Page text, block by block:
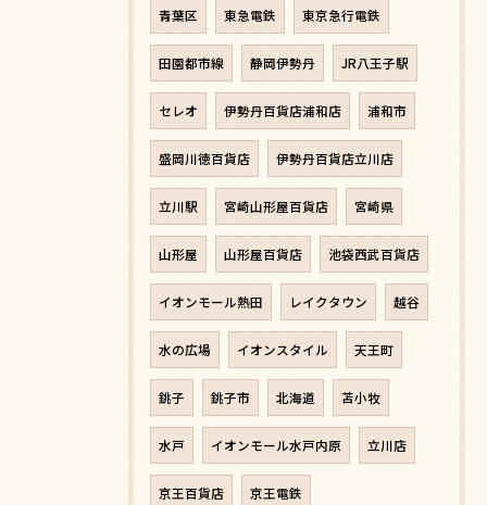
青葉区 東急電鉄 東京急行電鉄
田園都市線 静岡伊勢丹 JR八王子駅
セレオ 伊勢丹百貨店浦和店 浦和市
盛岡川徳百貨店 伊勢丹百貨店立川店
立川駅 宮崎山形屋百貨店 宮崎県
山形屋 山形屋百貨店 池袋西武百貨店
イオンモール熱田 レイクタウン 越谷
水の広場 イオンスタイル 天王町
銚子 銚子市 北海道 苫小牧
水戸 イオンモール水戸内原 立川店
京王百貨店 京王電鉄